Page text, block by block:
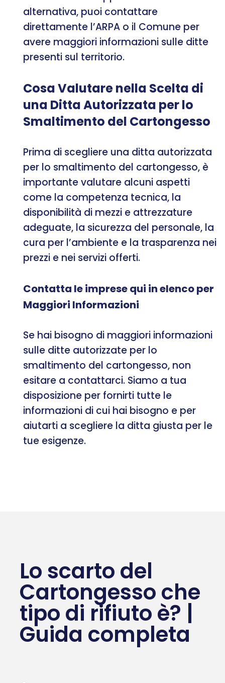
alternativa, puoi contattare
direttamente l’ARPA o il Comune per
avere maggiori informazioni sulle ditte
presenti sul territorio.
Cosa Valutare nella Scelta di
una Ditta Autorizzata per lo
Smaltimento del Cartongesso
Prima di scegliere una ditta autorizzata
per lo smaltimento del cartongesso, è
importante valutare alcuni aspetti
come la competenza tecnica, la
disponibilità di mezzi e attrezzature
adeguate, la sicurezza del personale, la
cura per l’ambiente e la trasparenza nei
prezzi e nei servizi offerti.
Contatta le imprese qui in elenco per
Maggiori Informazioni
Se hai bisogno di maggiori informazioni
sulle ditte autorizzate per lo
smaltimento del cartongesso, non
esitare a contattarci. Siamo a tua
disposizione per fornirti tutte le
informazioni di cui hai bisogno e per
aiutarti a scegliere la ditta giusta per le
tue esigenze.
Lo scarto del
Cartongesso che
tipo di rifiuto è? |
Guida completa